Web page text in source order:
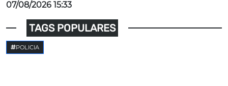
07/08/2026 15:33
TAGS POPULARES
POLICIA